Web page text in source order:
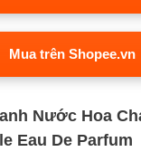
Mua trên Shopee.vn
Nước Hoa
Eau De Parfum